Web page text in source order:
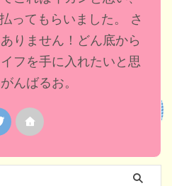
ってもらいました。 さ
りません！どん底から
フを手に入れたいと思
んばるお。